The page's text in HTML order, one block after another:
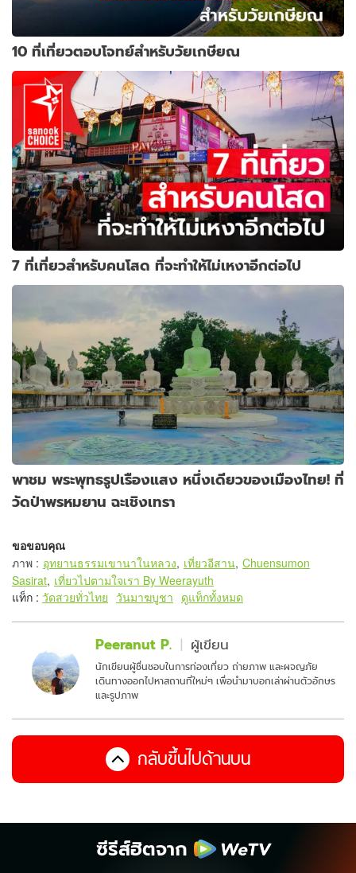
10 ที่เที่ยวตอบโจทย์สำหรับวัยเกษียณ
7 ที่เที่ยวสำหรับคนโสด ที่จะทำให้ไม่เหงาอีกต่อไป
พาชม พระพุทธรูปเรืองแสง หนึ่งเดียวของเมืองไทย! ที่
วัดป่าพรหมยาน ฉะเชิงเทรา
ขอขอบคุณ
ภาพ : อุทยานธรรมเขานาในหลวง, เที่ยวอีสาน, Chuensumon
Sasirat, เที่ยวไปตามใจเรา By Weerayuth
แท็ก : วัดสวยทั่วไทย วันมาฆบูชา ดูแท็กทั้งหมด
Peeranut P. ผู้เขียน
นักเขียนผู้ชื่นชอบในการท่องเที่ยว ถ่ายภาพ และผจญภัย
เดินทางออกไปหาสถานที่ใหม่ๆ เพื่อนำมาบอกเล่าผ่านตัวอักษร
และรูปภาพ
กลับขึ้นไปด้านบน
ซีรีส์ฮิตจาก